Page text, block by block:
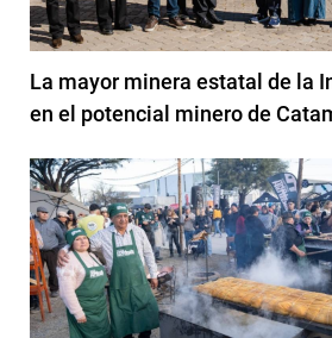
La mayor minera estatal de la
en el potencial minero de